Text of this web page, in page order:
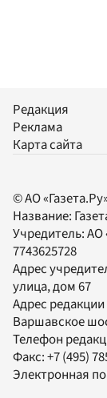
Редакция
Реклама
Карта сайта
© АО
Название:
Учредитель:АО
7743625728
Адрес
улица, дом 67
Адрес
Варшавское
Телефон
Факс:+7 (495)
Электронная